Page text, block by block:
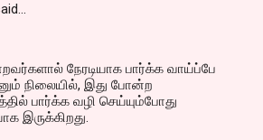
நேரடியாக பார்க்க வாய்ப்பே
நிலையில், இது போன்ற
பார்க்க வழி செய்யும்போது
இருக்கிறது.